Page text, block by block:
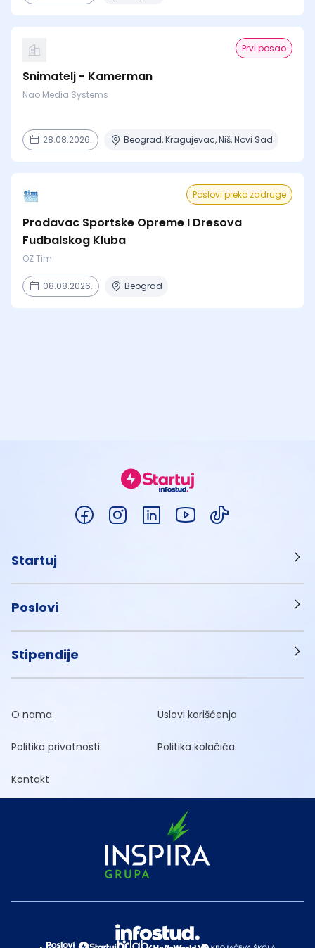
Prvi posao
Snimatelj - Kamerman
Nao Media Systems
28.08.2026. Beograd, Kragujevac, Niš, Novi Sad
Poslovi preko zadruge
Prodavac Sportske Opreme I Dresova
Fudbalskog Kluba
OZ Tim
08.08.2026. Beograd
Startuj
Poslovi
Stipendije
O nama Uslovi korišćenja
Politika privatnosti Politika kolačića
Kontakt